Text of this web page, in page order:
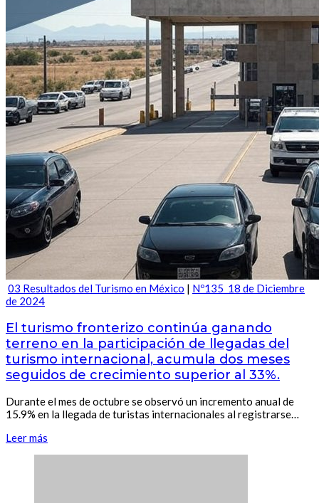
03 Resultados del Turismo en México | Nº135_18 de Diciembre
de 2024
El turismo fronterizo continúa ganando
terreno en la participación de llegadas del
turismo internacional, acumula dos meses
seguidos de crecimiento superior al 33%.
Durante el mes de octubre se observó un incremento anual de
15.9% en la llegada de turistas internacionales al registrarse…
Leer más